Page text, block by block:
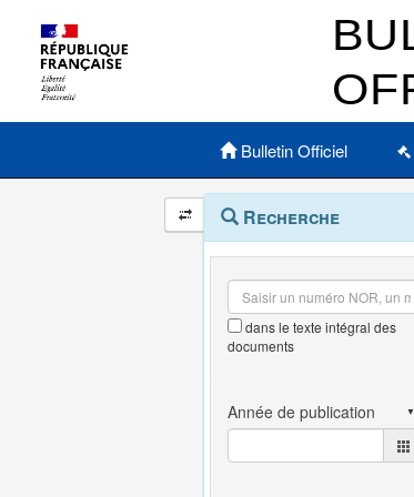
Menu principal
Bulletin Officiel
Navigation
et
outils
annexes
Menu
contextuel
Recherche
dans le texte intégral des
documents